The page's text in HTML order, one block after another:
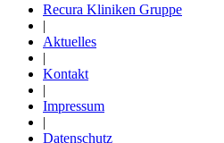
Recura Kliniken Gruppe
|
Aktuelles
|
Kontakt
|
Impressum
|
Datenschutz